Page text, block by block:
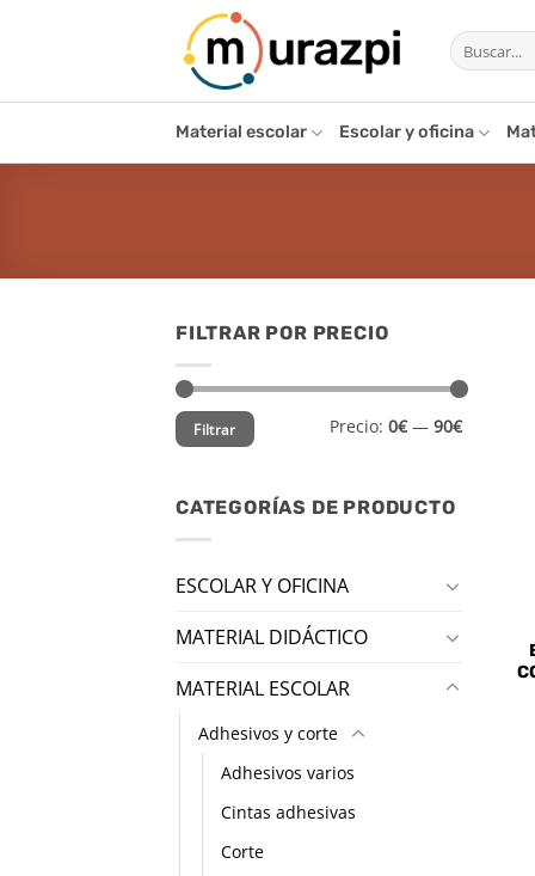
Buscar
por:
Material escolar Escolar y oficina
FILTRAR POR PRECIO
Precio
mínimo
Precio
máximo
Filtrar Precio: 0€— 90€
CATEGORÍAS DE PRODUCTO
ESCOLAR Y OFICINA
MATERIAL DIDÁCTICO
MATERIAL ESCOLAR
Adhesivos y corte
Adhesivos varios
Cintas adhesivas
Corte